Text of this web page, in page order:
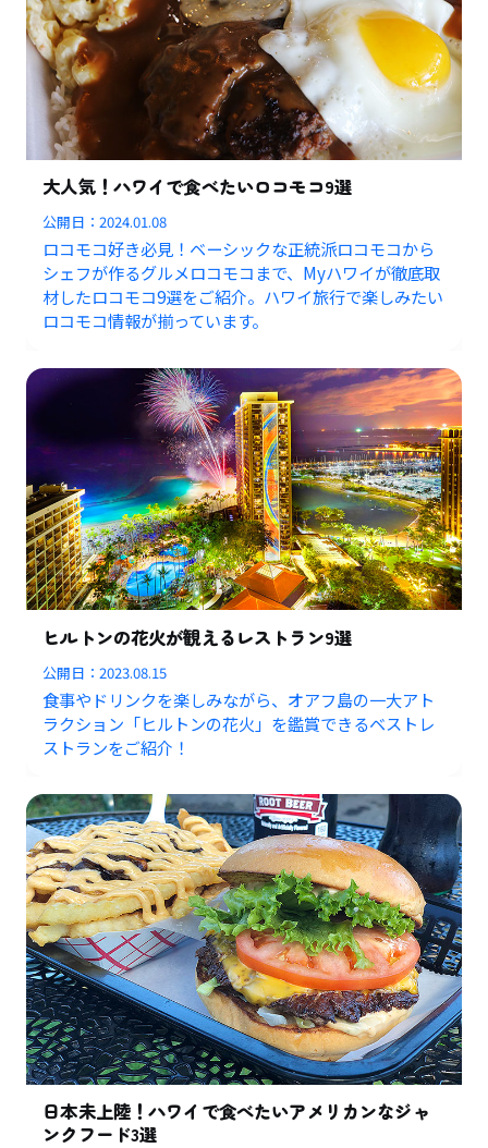
大人気！ハワイで食べたいロコモコ9選
公開日：2024.01.08
ロコモコ好き必見！ベーシックな正統派ロコモコから
シェフが作るグルメロコモコまで、Myハワイが徹底取
材したロコモコ9選をご紹介。ハワイ旅行で楽しみたい
ロコモコ情報が揃っています。
ヒルトンの花火が観えるレストラン9選
公開日：2023.08.15
食事やドリンクを楽しみながら、オアフ島の一大アト
ラクション「ヒルトンの花火」を鑑賞できるベストレ
ストランをご紹介！
日本未上陸！ハワイで食べたいアメリカンなジャ
ンクフード3選